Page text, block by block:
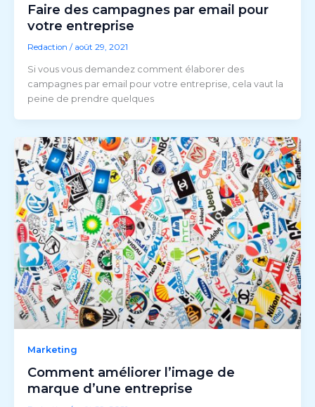
Faire des campagnes par email pour
votre entreprise
Redaction / août 29, 2021
Si vous vous demandez comment élaborer des
campagnes par email pour votre entreprise, cela vaut la
peine de prendre quelques
Marketing
Comment améliorer l’image de
marque d’une entreprise